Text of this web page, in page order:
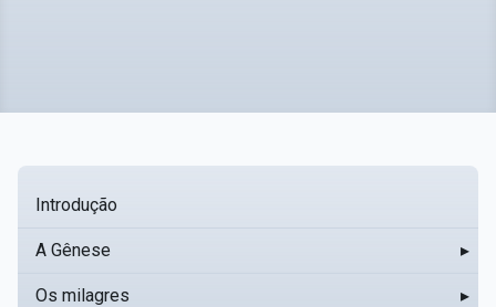
Introdução
A Gênese ▸
Os milagres ▸